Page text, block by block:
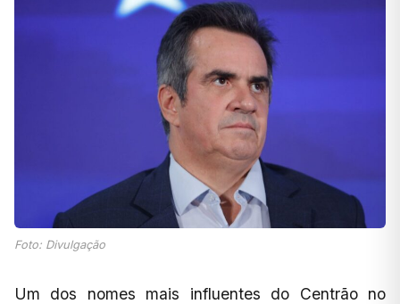
Foto: Divulgação
Um dos nomes mais influentes do Centrão no